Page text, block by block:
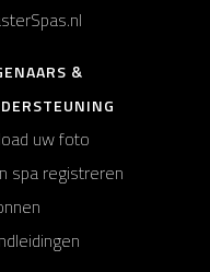
&
uw foto
spa registreren